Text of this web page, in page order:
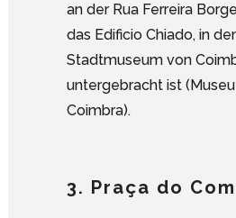
an der Rua Ferreira
das Edificio Chiado, in
Stadtmuseum von
untergebracht ist
Coimbra).
3. Praça do